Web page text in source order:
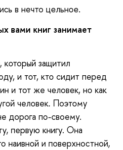
в нечто цельное.
вами книг занимает
защитил
и тот, кто сидит перед
и тот же человек, но как
человек. Поэтому
дорога по-своему.
первую книгу. Она
наивной и поверхностной,